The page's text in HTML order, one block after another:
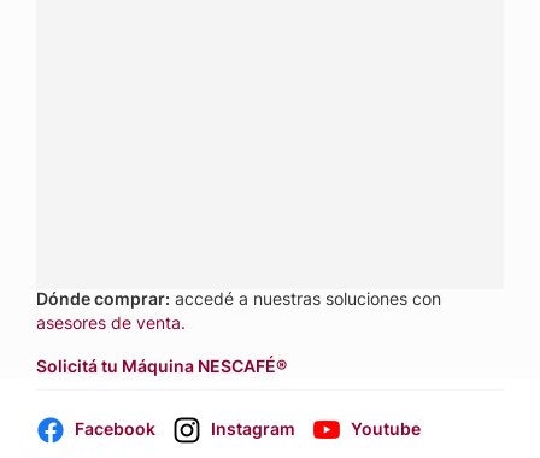
Dónde comprar: accedé a nuestras soluciones con
asesores de venta.
Solicitá tu Máquina NESCAFÉ®
Facebook Instagram
Youtube